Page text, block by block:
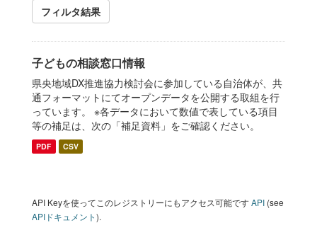
フィルタ結果
子どもの相談窓口情報
県央地域DX推進協力検討会に参加している自治体が、共
通フォーマットにてオープンデータを公開する取組を行
っています。 ※各データにおいて数値で表している項目
等の補足は、次の「補足資料」をご確認ください。
PDF CSV
API Keyを使ってこのレジストリーにもアクセス可能ですAPI (see
APIドキュメント).